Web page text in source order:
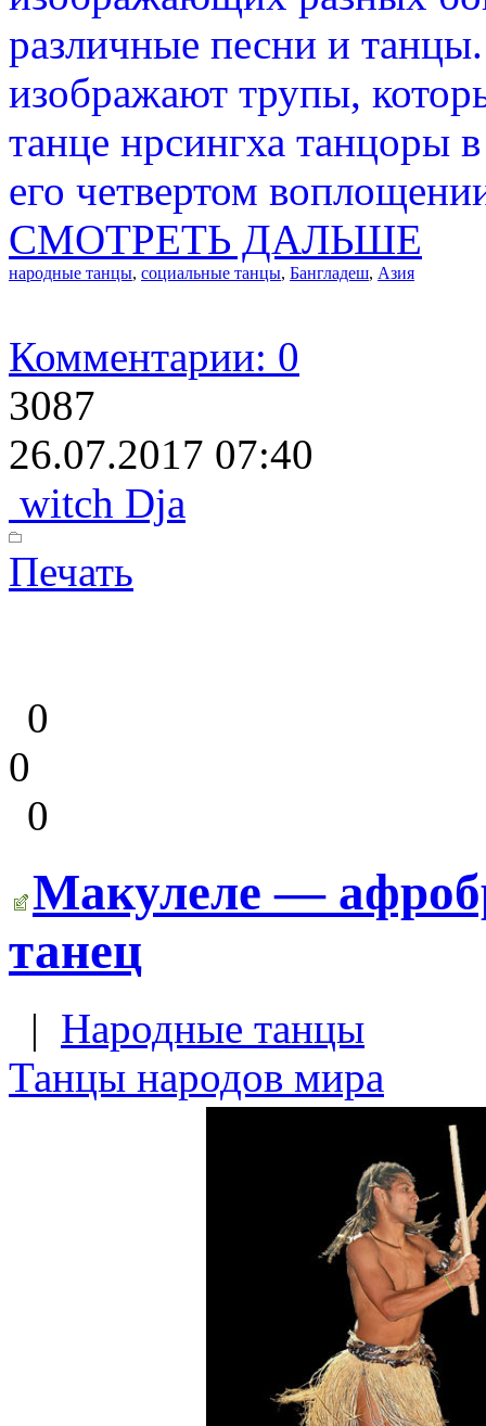
различные песни и
изображают трупы,
танце нрсингха танцоры
его четвертом
СМОТРЕТЬ ДАЛЬШЕ
народные танцы, социальные танцы, Бангладеш, Азия
Комментарии: 0
3087
26.07.2017 07:40
witch Dja
Печать
0
0
0
Макулеле —
танец
| Народные танцы
Танцы народов мира